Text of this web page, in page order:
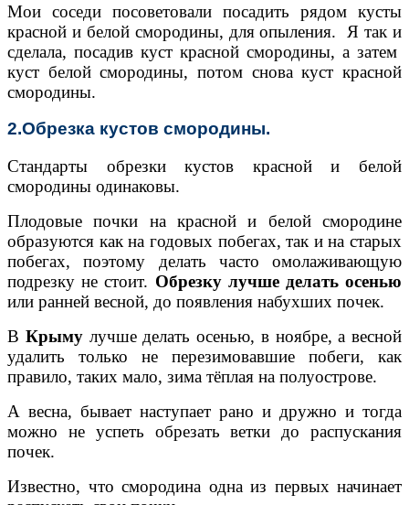
Мои соседи посоветовали посадить рядом кусты
красной и белой смородины, для опыления. Я так и
сделала, посадив куст красной смородины, а затем
куст белой смородины, потом снова куст красной
смородины.
2.Обрезка кустов смородины.
Стандарты обрезки кустов красной и белой
смородины одинаковы.
Плодовые почки на красной и белой смородине
образуются как на годовых побегах, так и на старых
побегах, поэтому делать часто омолаживающую
подрезку не стоит. Обрезку лучше делать осенью
или ранней весной, до появления набухших почек.
В Крымулучше делать осенью, в ноябре, а весной
удалить только не перезимовавшие побеги, как
правило, таких мало, зима тёплая на полуострове.
А весна, бывает наступает рано и дружно и тогда
можно не успеть обрезать ветки до распускания
почек.
Известно, что смородина одна из первых начинает